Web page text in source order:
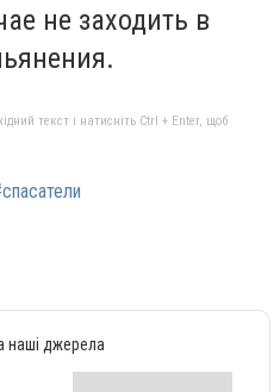
не заходить в
текст і натисніть Ctrl + Enter, щоб
наші джерела